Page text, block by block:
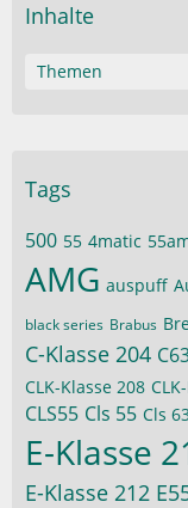
Inhalte
Themen
Tags
500 55 4matic
AMG auspuff
black series Brabus
C-Klasse 204
CLK-Klasse 208
CLS55 Cls 55 Cls
E-Klasse
E-Klasse 212